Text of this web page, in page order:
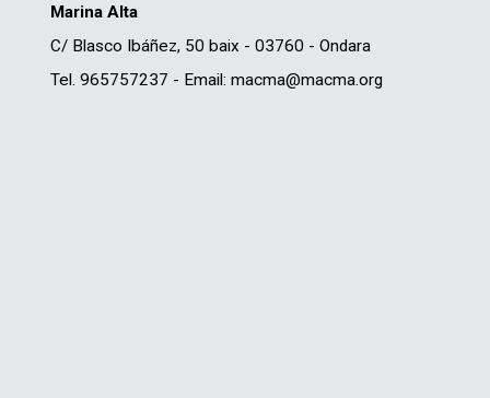
Marina Alta
C/ Blasco Ibáñez, 50 baix - 03760 - Ondara
Tel. 965757237 - Email: macma@macma.org